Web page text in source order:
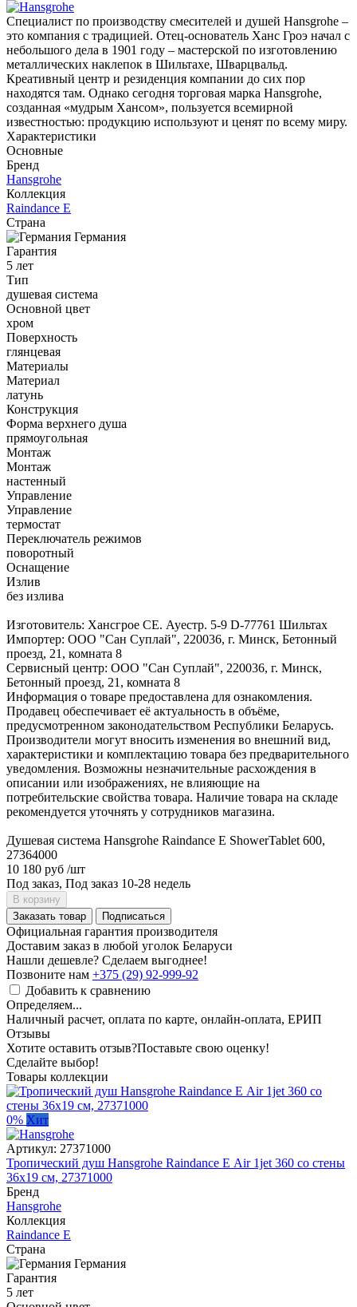
Специалист по производству смесителей и душей Hansgrohe –
это компания с традицией. Отец-основатель Ханс Гроэ начал с
небольшого дела в 1901 году – мастерской по изготовлению
металлических наклепок в Шильтахе, Шварцвальд.
Креативный центр и резиденция компании до сих пор
находятся там. Однако сегодня торговая марка Hansgrohe,
созданная «мудрым Хансом», пользуется всемирной
известностью: продукцию используют и ценят по всему миру.
Характеристики
Основные
Бренд
Hansgrohe
Коллекция
Raindance E
Страна
Германия
Гарантия
5 лет
Тип
душевая система
Основной цвет
хром
Поверхность
глянцевая
Материалы
Материал
латунь
Конструкция
Форма верхнего душа
прямоугольная
Монтаж
Монтаж
настенный
Управление
Управление
термостат
Переключатель режимов
поворотный
Оснащение
Излив
без излива
Изготовитель: Хансгрое СЕ. Ауестр. 5-9 D-77761 Шильтах
Импортер: ООО "Сан Суплай", 220036, г. Минск, Бетонный
проезд, 21, комната 8
Сервисный центр: ООО "Сан Суплай", 220036, г. Минск,
Бетонный проезд, 21, комната 8
Информация о товаре предоставлена для ознакомления.
Продавец обеспечивает её актуальность в объёме,
предусмотренном законодательством Республики Беларусь.
Производители могут вносить изменения во внешний вид,
характеристики и комплектацию товара без предварительного
уведомления. Возможны незначительные расхождения в
описании или изображениях, не влияющие на
потребительские свойства товара. Наличие товара на складе
рекомендуется уточнять у сотрудников магазина.
Душевая система Hansgrohe Raindance E ShowerTablet 600,
27364000
10 180 руб /шт
Под заказ, Под заказ 10-28 недель
В корзину
Заказать товар
Подписаться
Официальная гарантия производителя
Доставим заказ в любой уголок Беларуси
Нашли дешевле? Сделаем выгоднее!
Позвоните нам +375 (29) 92-999-92
Добавить к сравнению
Определяем...
Наличный расчет, оплата по карте, онлайн-оплата, ЕРИП
Отзывы
Хотите оставить отзыв?Поставьте свою оценку!
Сделайте выбор!
Товары коллекции
0% Хит
Артикул: 27371000
Тропический душ Hansgrohe Raindance Е Air 1jet 360 со стены
36x19 см, 27371000
Бренд
Hansgrohe
Коллекция
Raindance E
Страна
Германия
Гарантия
5 лет